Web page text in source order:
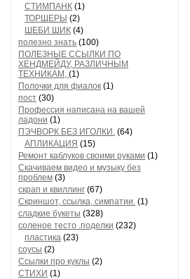
СТИМПАНК (1)
ТОРШЕРЫ (2)
ШЕБИ ШИК (4)
полезно знать (100)
ПОЛЕЗНЫЕ ССЫЛКИ ПО
ХЕНДМЕЙДУ, РАЗЛИЧНЫМ
ТЕХНИКАМ, (1)
Полочки для фиалок (1)
пост (30)
Профессия написана на вашей
ладони (1)
ПЭЧВОРК БЕЗ ИГОЛКИ. (64)
АПЛИКАЦИЯ (15)
Ремонт каблуков своими руками (1)
Скачиваем видео и музыку без
проблем (3)
скрап и квиллинг (67)
Скриншот, ссылка, симпатии. (1)
сладкие букеты (328)
соленое тесто .поделки (232)
пластика (23)
соусы (2)
Ссылки про куклы (2)
СТИХИ (1)